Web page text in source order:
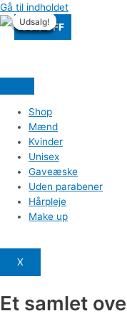
Gå til indholdet
Shop
Mænd
Kvinder
Unisex
Gaveæske
Uden parabener
Hårpleje
Make up
X
Et samlet
56% OFF
Udsalg!
Udsalg!
Udsalg!
Udsalg!
Udsalg!
Udsalg!